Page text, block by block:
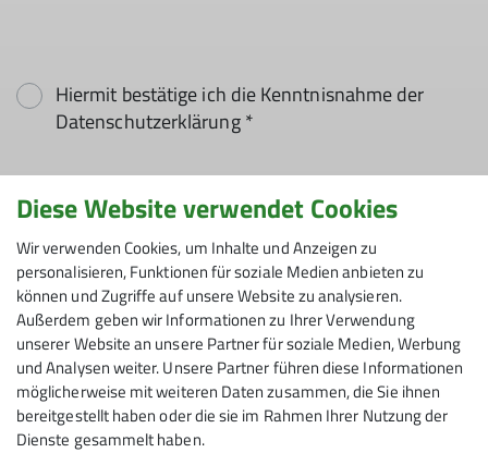
Hiermit bestätige ich die Kenntnisnahme der
Datenschutzerklärung *
Hiermit erkläre ich mich einverstanden, dass
meine in das Kontaktformular eingegebenen
Daten elektronisch gesichert und zum Zweck der
Kontaktaufnahme verarbeitet und genutzt
werden. Mir ist bekannt, dass ich meine
Einwilligung jederzeit wiederrufen kann. *
Mit (*) markierte Felder
sind Pflichtfelder
Absenden
Diese Website verwendet Cookies
Wir verwenden Cookies, um Inhalte und Anzeigen zu
personalisieren, Funktionen für soziale Medien anbieten zu
können und Zugriffe auf unsere Website zu analysieren.
Außerdem geben wir Informationen zu Ihrer Verwendung
unserer Website an unsere Partner für soziale Medien, Werbung
und Analysen weiter. Unsere Partner führen diese Informationen
möglicherweise mit weiteren Daten zusammen, die Sie ihnen
bereitgestellt haben oder die sie im Rahmen Ihrer Nutzung der
Dienste gesammelt haben.